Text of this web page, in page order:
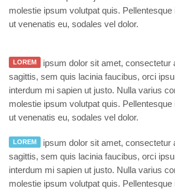
molestie ipsum volutpat quis.
ut venenatis eu, sodales vel dolor.
LOREM
ipsum dolor sit amet, consectetur
sagittis, sem quis lacinia faucibus, orci
interdum mi sapien ut justo. Nulla varius
molestie ipsum volutpat quis.
ut venenatis eu, sodales vel dolor.
LOREM
ipsum dolor sit amet, consectetur
sagittis, sem quis lacinia faucibus, orci
interdum mi sapien ut justo. Nulla varius
molestie ipsum volutpat quis.